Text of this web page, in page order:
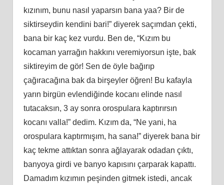
kızınım, bunu nasıl yaparsın bana yaa? Bir de
siktirseydin kendini bari!” diyerek saçımdan çekti,
bana bir kaç kez vurdu. Ben de, “Kızım bu
kocaman yarrağın hakkını veremiyorsun işte, bak
siktireyim de gör! Sen de öyle bağırıp
çağıracağına bak da birşeyler öğren! Bu kafayla
yarın birgün evlendiğinde kocanı elinde nasıl
tutacaksın, 3 ay sonra orospulara kaptırırsın
kocanı valla!” dedim. Kızım da, “Ne yani, ha
orospulara kaptırmışım, ha sana!” diyerek bana bir
kaç tekme attıktan sonra ağlayarak odadan çıktı,
banyoya girdi ve banyo kapısını çarparak kapattı.
Damadım kızımın peşinden gitmek istedi, ancak